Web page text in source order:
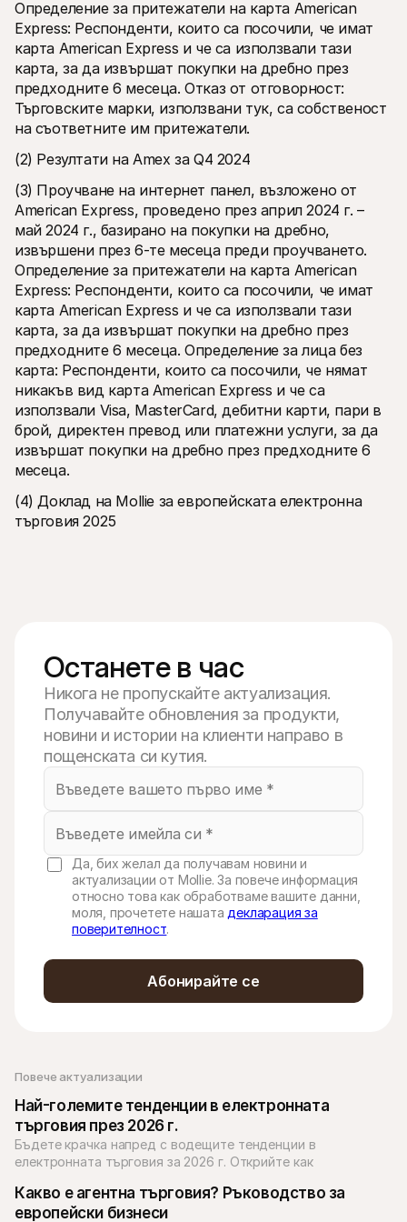
Определение за притежатели на карта American
Express: Респонденти, които са посочили, че имат
карта American Express и че са използвали тази
карта, за да извършат покупки на дребно през
предходните 6 месеца. Отказ от отговорност:
Търговските марки, използвани тук, са собственост
на съответните им притежатели.
(2) Резултати на Amex за Q4 2024
(3) Проучване на интернет панел, възложено от
American Express, проведено през април 2024 г. –
май 2024 г., базирано на покупки на дребно,
извършени през 6-те месеца преди проучването.
Определение за притежатели на карта American
Express: Респонденти, които са посочили, че имат
карта American Express и че са използвали тази
карта, за да извършат покупки на дребно през
предходните 6 месеца. Определение за лица без
карта: Респонденти, които са посочили, че нямат
никакъв вид карта American Express и че са
използвали Visa, MasterCard, дебитни карти, пари в
брой, директен превод или платежни услуги, за да
извършат покупки на дребно през предходните 6
месеца.
(4) Доклад на Mollie за европейската електронна
търговия 2025
Повече актуализации
Най-големите тенденции в електронната
търговия през 2026 г.
Бъдете крачка напред с водещите тенденции в
електронната търговия за 2026 г. Открийте как
персонализацията променят онлайн пазаруването.
Какво е агентна търговия? Ръководство за
европейски бизнеси
Останете в час
Никога не пропускайте актуализация.
Получавайте обновления за продукти,
новини и истории на клиенти направо в
пощенската си кутия.
Да, бих желал да получавам новини и
актуализации от Mollie. За повече информация
относно това как обработваме вашите данни,
моля, прочетете нашата декларация за
поверителност.
Абонирайте се